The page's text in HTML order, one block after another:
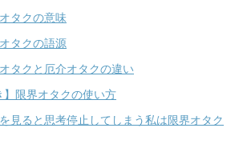
タクの意味
タクの語源
タクと厄介オタクの違い
】限界オタクの使い方
見ると思考停止してしまう私は限界オタク